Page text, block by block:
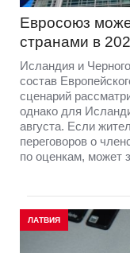
Евросоюз
странами в
Исландия и
состав
сценарий
однако для
августа. Если
переговоров о
по оценкам, может
ЛАТВИЯ